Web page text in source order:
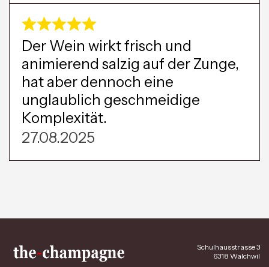
Der Wein wirkt frisch und
animierend salzig auf der Zunge,
hat aber dennoch eine
unglaublich geschmeidige
Komplexität.
27.08.2025
Schulhausstrasse 3
6318 Walchwil